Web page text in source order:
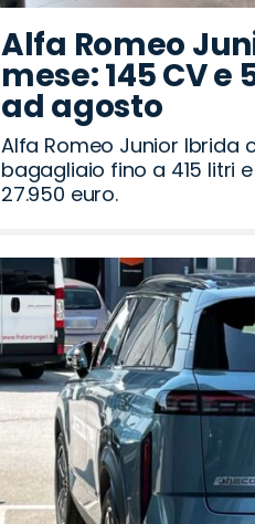
Alfa Romeo
mese: 145 CV
ad agosto
Alfa Romeo Junior Ibrida
bagagliaio fino a 415 litri
27.950 euro.